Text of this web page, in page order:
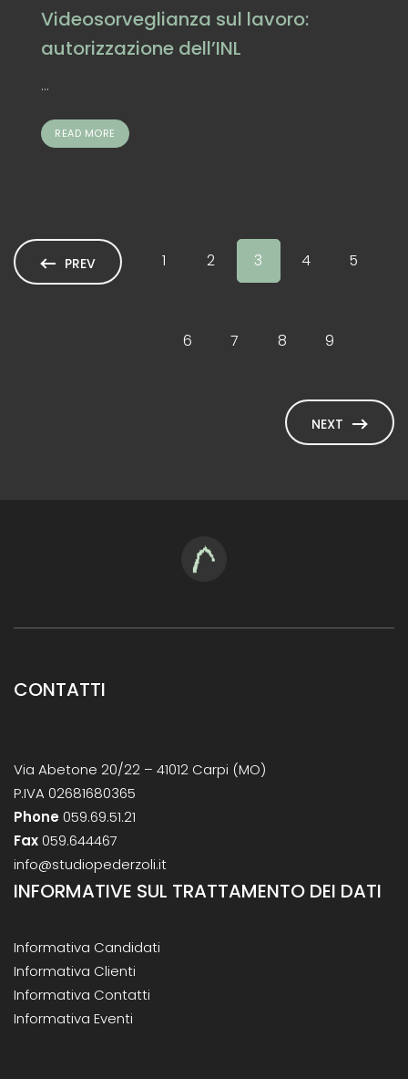
Videosorveglianza sul lavoro:
autorizzazione dell’INL
...
READ MORE
PREV 1 2 3 4 5
6 7 8 9
NEXT
CONTATTI
Via Abetone 20/22 – 41012 Carpi (MO)
P.IVA 02681680365
Phone059.69.51.21
Fax059.644467
info@studiopederzoli.it
INFORMATIVE SUL TRATTAMENTO DEI DATI
Informativa Candidati
Informativa Clienti
Informativa Contatti
Informativa Eventi